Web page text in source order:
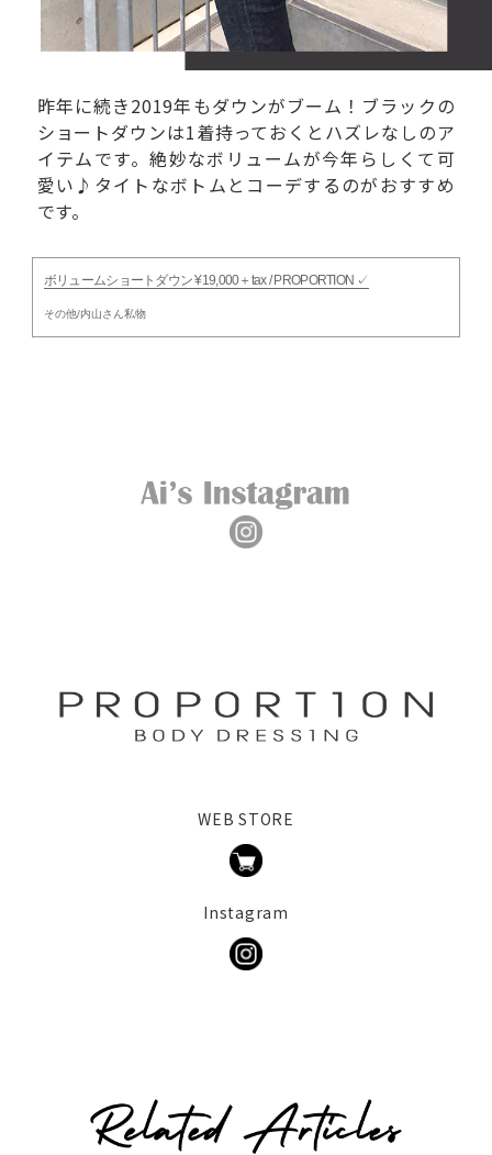
昨年に続き2019年もダウンがブーム！ブラックの
ショートダウンは1着持っておくとハズレなしのア
イテムです。絶妙なボリュームが今年らしくて可
愛い♪タイトなボトムとコーデするのがおすすめ
です。
ボリュームショートダウン ¥19,000＋tax / PROPORTION ✓
その他/内山さん私物
WEB STORE
Instagram